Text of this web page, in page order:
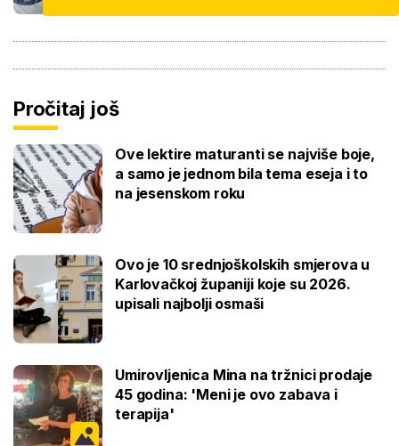
Pročitaj još
Ove lektire maturanti se najviše boje,
a samo je jednom bila tema eseja i to
na jesenskom roku
Ovo je 10 srednjoškolskih smjerova u
Karlovačkoj županiji koje su 2026.
upisali najbolji osmaši
Umirovljenica Mina na tržnici prodaje
45 godina: 'Meni je ovo zabava i
terapija'